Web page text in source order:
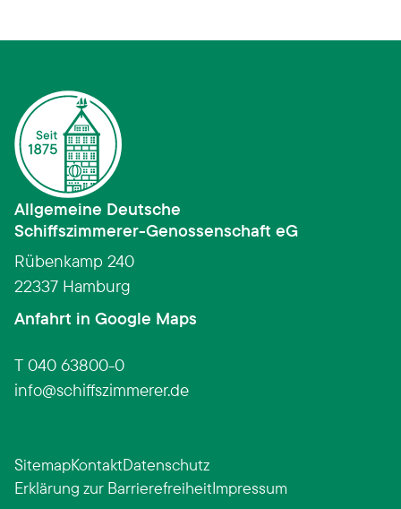
Allgemeine Deutsche
Schiffszimmerer­-­Genossenschaft eG
Rübenkamp 240
22337 Hamburg
Anfahrt in Google Maps
T 040 63800-0
info
schiffszimmerer.de
SitemapKontaktDatenschutz
Erklärung zur BarrierefreiheitImpressum